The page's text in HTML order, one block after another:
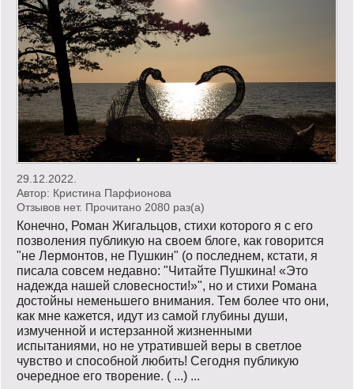
29.12.2022.
Автор: Кристина Парфионова
Отзывов нет. Прочитано 2080 раз(a)
Конечно, Роман Жигальцов, стихи которого я с его
позволения публикую на своем блоге, как говорится
"не Лермонтов, не Пушкин" (о последнем, кстати, я
писала совсем недавно: "Читайте Пушкина! «Это
надежда нашей словесности!»", но и стихи Романа
достойны неменьшего внимания. Тем более что они,
как мне кажется, идут из самой глубины души,
измученной и истерзанной жизненными
испытаниями, но не утратившей веры в светлое
чувство и способной любить! Сегодня публикую
очередное его творение. ( ...) ...